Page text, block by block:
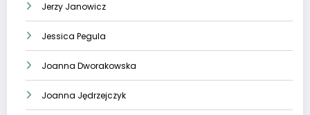
Jerzy Janowicz
Jessica Pegula
Joanna Dworakowska
Joanna Jędrzejczyk